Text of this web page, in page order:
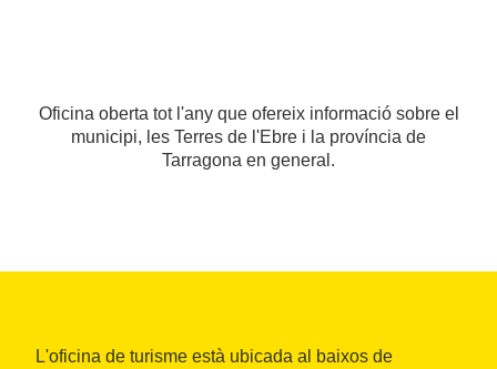
Oficina oberta tot l'any que ofereix informació sobre el
municipi, les Terres de l'Ebre i la província de
Tarragona en general.
L'oficina de turisme està ubicada al baixos de